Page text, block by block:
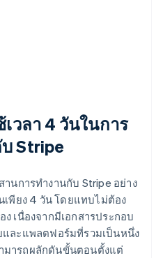
วลา 4 วันในการ
Stripe
านการทำงานกับ Stripe อย่าง
พียง 4 วัน โดยแทบไม่ต้อง
เนื่องจากมีเอกสารประกอบ
ละแพลตฟอร์มที่รวมเป็นหนึ่ง
มารถผลักดันขั้นตอนตั้งแต่